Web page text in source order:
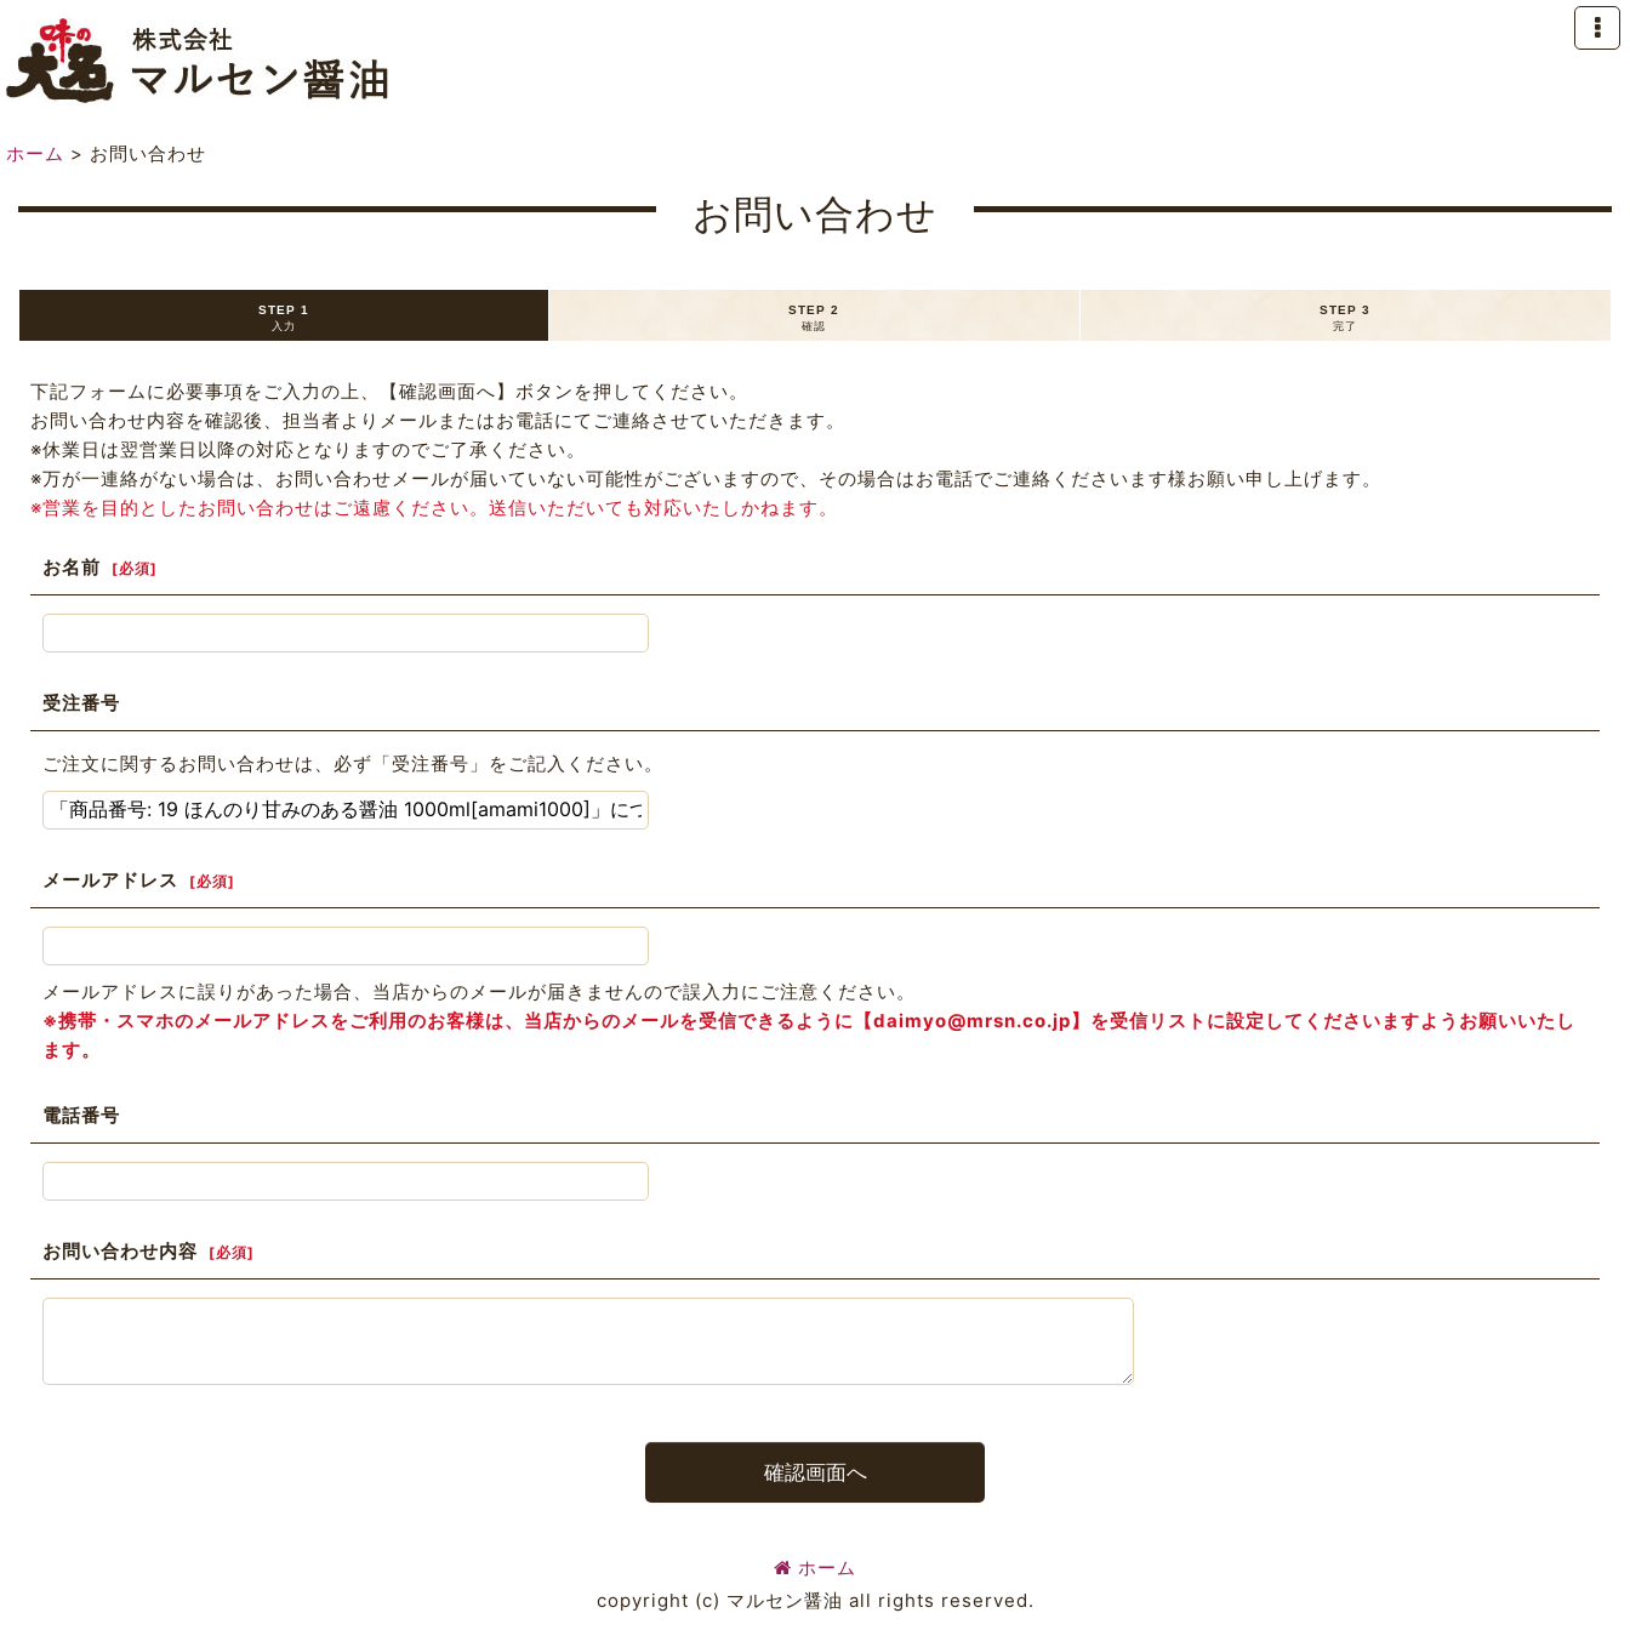
ホーム > お問い合わせ
お問い合わせ
STEP 1
入力
STEP 2
確認
STEP 3
完了
下記フォームに必要事項をご入力の上、【確認画面へ】ボタンを押してください。
お問い合わせ内容を確認後、担当者よりメールまたはお電話にてご連絡させていただきます。
※休業日は翌営業日以降の対応となりますのでご了承ください。
※万が一連絡がない場合は、お問い合わせメールが届いていない可能性がございますので、その場合はお電話でご連絡くださいます様お願い申し上げます。
※営業を目的としたお問い合わせはご遠慮ください。送信いただいても対応いたしかねます。
お名前 [必須]
受注番号
ご注文に関するお問い合わせは、必ず「受注番号」をご記入ください。
メールアドレス [必須]
メールアドレスに誤りがあった場合、当店からのメールが届きませんので誤入力にご注意ください。
※携帯・スマホのメールアドレスをご利用のお客様は、当店からのメールを受信できるように【daimyo@mrsn.co.jp】を受信リストに設定してくださいますようお願いいたし
ます。
電話番号
お問い合わせ内容 [必須]
確認画面へ
ホーム
copyright (c) マルセン醤油 all rights reserved.